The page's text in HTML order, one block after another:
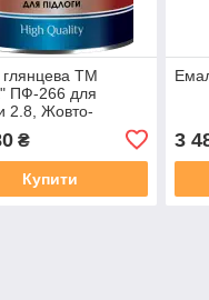
ТМ
ПФ-266 для
2.8, Жовто-
2.8, Червоно-
₴
Купити
3